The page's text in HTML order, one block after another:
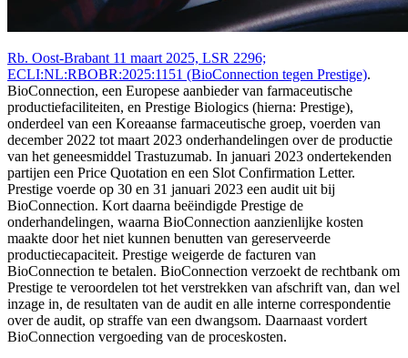
Rb. Oost-Brabant 11 maart 2025, LSR 2296;
ECLI:NL:RBOBR:2025:1151 (BioConnection tegen Prestige).
BioConnection, een Europese aanbieder van farmaceutische
productiefaciliteiten, en Prestige Biologics (hierna: Prestige),
onderdeel van een Koreaanse farmaceutische groep, voerden van
december 2022 tot maart 2023 onderhandelingen over de productie
van het geneesmiddel Trastuzumab. In januari 2023 ondertekenden
partijen een Price Quotation en een Slot Confirmation Letter.
Prestige voerde op 30 en 31 januari 2023 een audit uit bij
BioConnection. Kort daarna beëindigde Prestige de
onderhandelingen, waarna BioConnection aanzienlijke kosten
maakte door het niet kunnen benutten van gereserveerde
productiecapaciteit. Prestige weigerde de facturen van
BioConnection te betalen. BioConnection verzoekt de rechtbank om
Prestige te veroordelen tot het verstrekken van afschrift van, dan wel
inzage in, de resultaten van de audit en alle interne correspondentie
over de audit, op straffe van een dwangsom. Daarnaast vordert
BioConnection vergoeding van de proceskosten.